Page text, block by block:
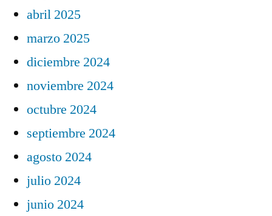
abril 2025
marzo 2025
diciembre 2024
noviembre 2024
octubre 2024
septiembre 2024
agosto 2024
julio 2024
junio 2024